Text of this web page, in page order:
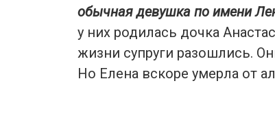
обычная девушка по имени
у них родилась дочка
жизни супруги разошлись.
Но Елена вскоре умерла от